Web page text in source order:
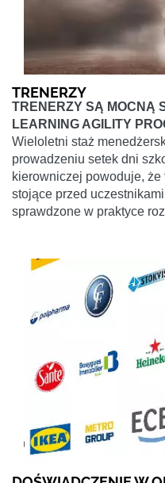
TRENERZY
TRENERZY SĄ MOCNĄ
LEARNING AGILITY
Wieloletni staż
prowadzeniu setek dni
kierowniczej powoduje,
stojące przed
sprawdzone w praktyce